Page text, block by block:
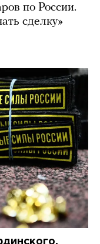
по России.
сделку»